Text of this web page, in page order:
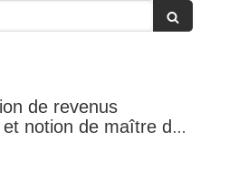
de revenus
notion de maître de
8 juillet 2026, n°